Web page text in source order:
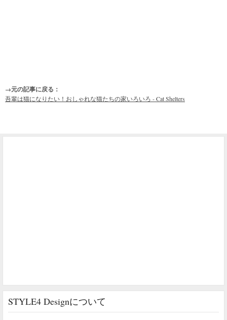
→元の記事に戻る：
吾輩は猫になりたい！おしゃれな猫たちの家いろいろ - Cat Shelters
STYLE4 Designについて